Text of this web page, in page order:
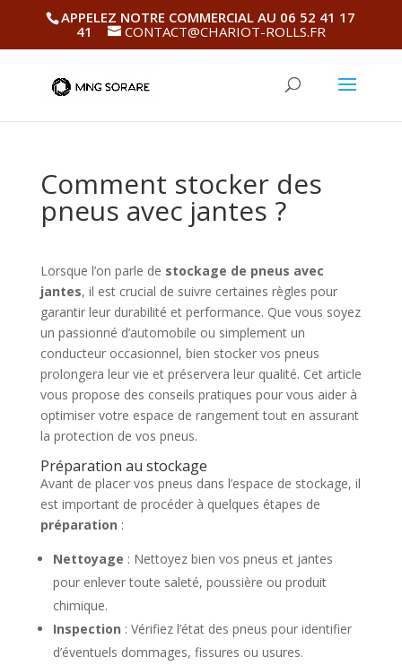
APPELEZ NOTRE COMMERCIAL AU 06 52 41 17
41
CONTACT@CHARIOT-ROLLS.FR
Comment stocker des
pneus avec jantes​ ?
Lorsque l’on parle de stockage de pneus avec
jantes, il est crucial de suivre certaines règles pour
garantir leur durabilité et performance. Que vous soyez
un passionné d’automobile ou simplement un
conducteur occasionnel, bien stocker vos pneus
prolongera leur vie et préservera leur qualité. Cet article
vous propose des conseils pratiques pour vous aider à
optimiser votre espace de rangement tout en assurant
la protection de vos pneus.
Préparation au stockage
Avant de placer vos pneus dans l’espace de stockage, il
est important de procéder à quelques étapes de
préparation :
Nettoyage : Nettoyez bien vos pneus et jantes
pour enlever toute saleté, poussière ou produit
chimique.
Inspection : Vérifiez l’état des pneus pour identifier
d’éventuels dommages, fissures ou usures.